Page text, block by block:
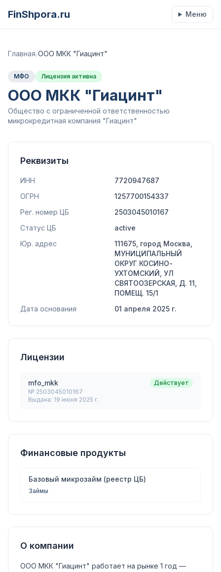
FinShpora.ru Меню
Главная/ООО МКК "Гиацинт"
МФО Лицензия активна
ООО МКК "Гиацинт"
Общество с ограниченной ответственностью
микрокредитная компания "Гиацинт"
Реквизиты
ИНН
7720947687
ОГРН
1257700154337
Рег. номер ЦБ
2503045010167
Статус ЦБ
active
Юр. адрес
111675, город Москва,
МУНИЦИПАЛЬНЫЙ
ОКРУГ КОСИНО-
УХТОМСКИЙ, УЛ
СВЯТООЗЕРСКАЯ, Д. 11,
ПОМЕЩ. 15/1
Дата основания
01 апреля 2025 г.
Лицензии
mfo_mkk
№ 2503045010167
Выдана: 19 июня 2025 г.
Действует
Финансовые продукты
Базовый микрозайм (реестр ЦБ)
Займы
О компании
ООО МКК "Гиацинт" работает на рынке 1 год —